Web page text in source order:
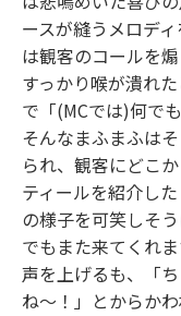
ースが縫うメロデ
は観客のコールを
すっかり喉が潰れ
で「(MCでは)何で
そんなまふまふは
られ、観客にどこ
ティールを紹介し
の様子を可笑しそ
でもまた来てくれ
声を上げるも、「
ね～！」とからかわ